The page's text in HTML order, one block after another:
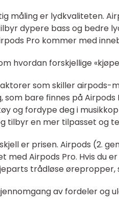
måling er lydkvaliteten.
dypere bass og bedre
Pro kommer med
hvordan forskjellige
som skiller airpods-
som bare finnes på
og fordype deg i
tilbyr en mer tilpasset og
er prisen. Airpods (2.
med Airpods Pro. Hvis du
trådløse ørepropper,
av fordeler og